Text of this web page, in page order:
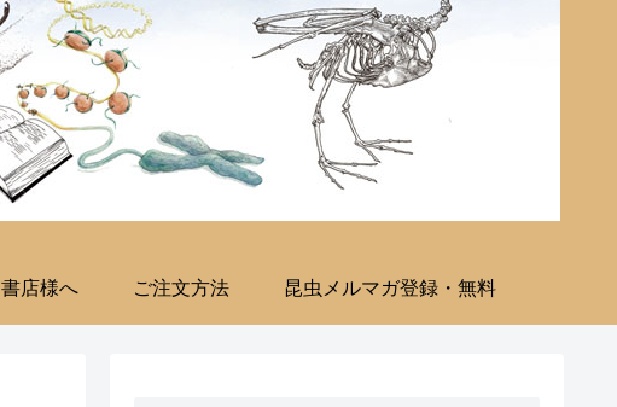
書店様へ ご注文方法 昆虫メルマガ登録・無料